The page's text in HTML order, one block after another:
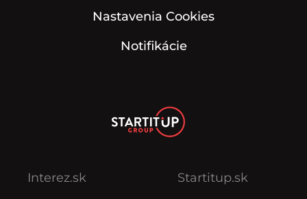
Nastavenia Cookies
Notifikácie
Interez.sk
Startitup.sk